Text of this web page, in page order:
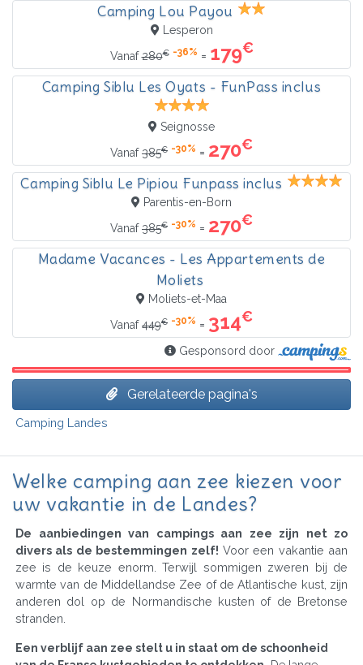
Camping Lou Payou
Lesperon
Vanaf280€ -36% = 179€
Camping Siblu Les Oyats - FunPass inclus
Seignosse
Vanaf385€ -30% = 270€
Camping Siblu Le Pipiou Funpass inclus
Parentis-en-Born
Vanaf385€ -30% = 270€
Madame Vacances - Les Appartements de
Moliets
Moliets-et-Maa
Vanaf449€ -30% = 314€
Gesponsord door
Gerelateerde pagina's
Camping Landes
Welke camping aan zee kiezen voor
uw vakantie in de Landes?
De aanbiedingen van campings aan zee zijn net zo
divers als de bestemmingen zelf! Voor een vakantie aan
zee is de keuze enorm. Terwijl sommigen zweren bij de
warmte van de Middellandse Zee of de Atlantische kust, zijn
anderen dol op de Normandische kusten of de Bretonse
stranden.
Een verblijf aan zee stelt u in staat om de schoonheid